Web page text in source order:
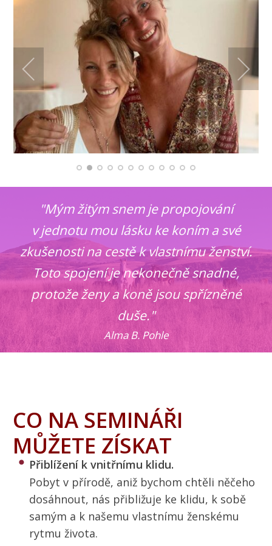
"Mým žitým snem je propojování
v jednotu mou lásku ke koním a své
zkušenosti na cestě k vlastnímu ženství.
Toto spojení je nekonečně snadné,
protože ženy a koně jsou spřízněné
duše."
Alma B. Pohle
CO NA SEMINÁŘI
MŮŽETE ZÍSKAT
Přiblížení k vnitřnímu klidu.
Pobyt v přírodě, aniž bychom chtěli něčeho
dosáhnout, nás přibližuje ke klidu, k sobě
samým a k našemu vlastnímu ženskému
rytmu života.